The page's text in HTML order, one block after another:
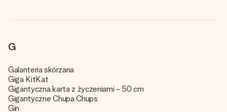
G
Galanteria skórzana
Giga KitKat
Gigantyczna karta z życzeniami - 50 cm
Gigantyczne Chupa Chups
Gin